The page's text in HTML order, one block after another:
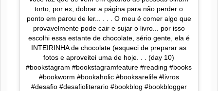
torto, por ex, dobrar a página para não perder o
ponto em parou de ler... . . . O meu é comer algo que
provavelmente pode cair e sujar o livro... por isso
escolhi essa estante de chocolate, sério gente, ela é
INTEIRINHA de chocolate (esqueci de preparar as
fotos e aproveitei uma de hoje. . . (day 10)
#bookstagram #bookstagramfeature #reading #books
#bookworm #bookaholic #booksarelife #livros
#desafio #desafioliterario #bookblog #bookblogger